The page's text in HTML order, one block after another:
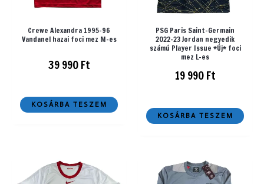
Crewe Alexandra 1995-96
Vandanel hazai foci mez M-es
39 990Ft
KOSÁRBA TESZEM
PSG Paris Saint-Germain
2022-23 Jordan negyedik
számú Player Issue *Új* foci
mez L-es
19 990Ft
KOSÁRBA TESZEM